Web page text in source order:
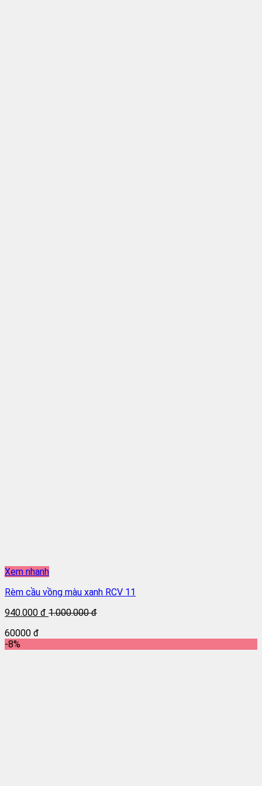
Xem nhanh
Rèm cầu vồng màu xanh RCV 11
940.000 đ 1.000.000 đ
60000 đ
-8%